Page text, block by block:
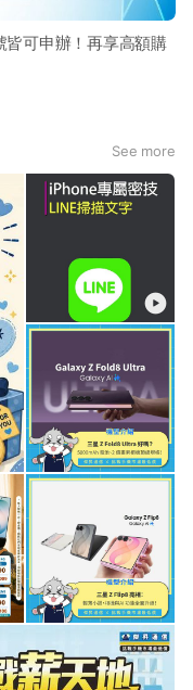
可申辦！再享高額購
See more